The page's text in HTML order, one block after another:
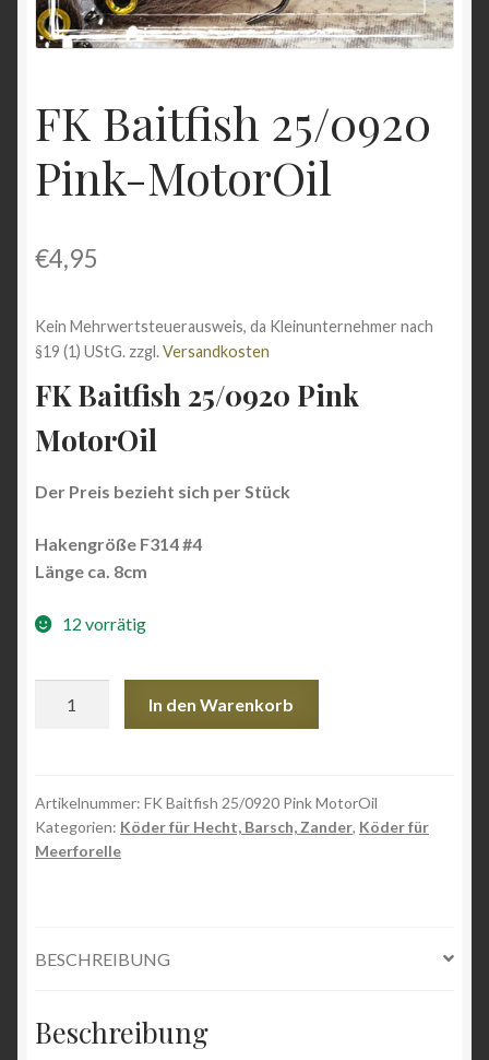
Shop
Vertrag widerrufen
Warenkorb
Widerrufsbelehrung
FK Baitfish 25/0920
Pink-MotorOil
€4,95
Kein Mehrwertsteuerausweis, da Kleinunternehmer nach
§19 (1) UStG. zzgl.Versandkosten
FK Baitfish 25/0920 Pink
MotorOil
Der Preis bezieht sich per Stück
Hakengröße F314 #4
Länge ca. 8cm
12 vorrätig
MotorOil
Menge
In den Warenkorb
Artikelnummer: FK Baitfish 25/0920 Pink MotorOil
Kategorien: Köder für Hecht, Barsch, Zander, Köder für
Meerforelle
BESCHREIBUNG
Beschreibung